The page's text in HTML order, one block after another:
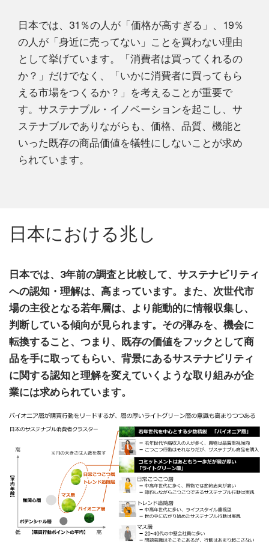
日本では、31％の人が「価格が高すぎる」、19％
の人が「身近に売ってない」ことを買わない理由
として挙げています。「消費者は買ってくれるの
か？」だけでなく、「いかに消費者に買ってもら
える市場をつくるか？」を考えることが重要で
す。サステナブル・イノベーションを起こし、サ
ステナブルでありながらも、価格、品質、機能と
いった既存の商品価値を犠牲にしないことが求め
られています。
日本における兆し
日本では、3年前の調査と比較して、サステナビリティ
への認知・理解は、高まっています。また、次世代市
場の主役となる若年層は、より能動的に情報収集し、
判断している傾向が見られます。その弾みを、機会に
転換すること、つまり、既存の価値をフックとして商
品を手に取ってもらい、背景にあるサステナビリティ
に関する認知と理解を変えていくような取り組みが企
業には求められています。